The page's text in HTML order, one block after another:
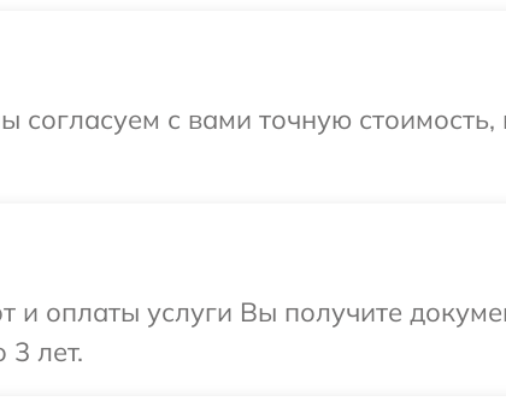
согласуем с вами точную
и оплаты услуги Вы получите
3 лет.